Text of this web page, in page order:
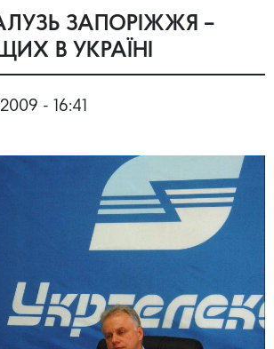
ЗАПОРІЖЖЯ –
В УКРАЇНІ
- 16:41